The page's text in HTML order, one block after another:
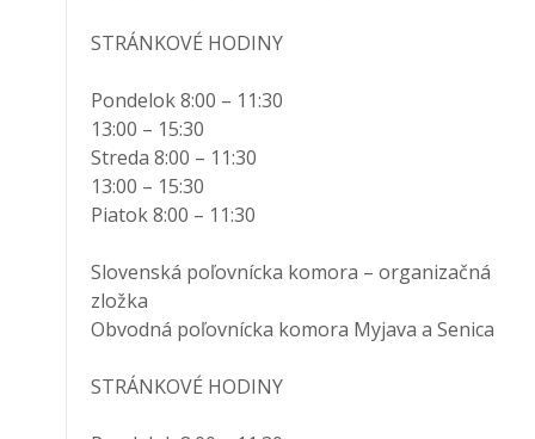
STRÁNKOVÉ HODINY
Pondelok 8:00 – 11:30
13:00 – 15:30
Streda 8:00 – 11:30
13:00 – 15:30
Piatok 8:00 – 11:30
Slovenská poľovnícka komora – organizačná
zložka
Obvodná poľovnícka komora Myjava a Senica
STRÁNKOVÉ HODINY